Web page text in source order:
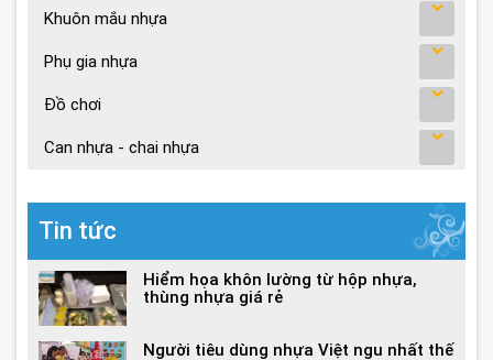
Khuôn mắu nhựa
Phụ gia nhựa
Đồ chơi
Can nhựa - chai nhựa
Tin tức
Hiểm họa khôn lường từ hộp nhựa,
thùng nhựa giá rẻ
Người tiêu dùng nhựa Việt ngu nhất thế